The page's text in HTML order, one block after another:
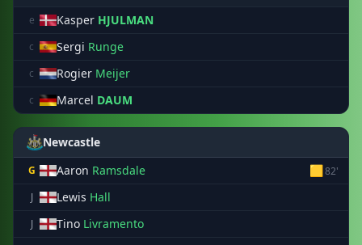
e
Kasper HJULMAN
c Sergi Runge
c Rogier Meijer
c Marcel DAUM
Newcastle
G Aaron Ramsdale 🟨82'
J
Lewis Hall
J Tino Livramento